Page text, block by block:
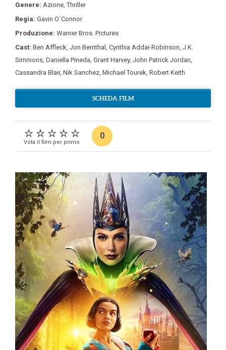
Genere: Azione ,Thriller
Regia: Gavin O´Connor
Produzione: Warner Bros. Pictures
Cast: Ben Affleck Jon Bernthal Cynthia Addai-Robinson J.K.
Simmons Daniella Pineda Grant Harvey, John Patrick Jordan
Cassandra Blair, Nik Sanchez Michael Tourek Robert Keith
SCHEDA FILM
Vota il film per primo
0